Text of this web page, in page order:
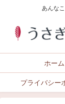
あんな
ホーム
プライバシー